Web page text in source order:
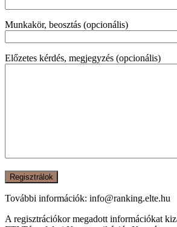
Munkakör, beosztás (opcionális)
Előzetes kérdés, megjegyzés (opcionális)
További információk: info@ranking.elte.hu
A regisztrációkor megadott információkat